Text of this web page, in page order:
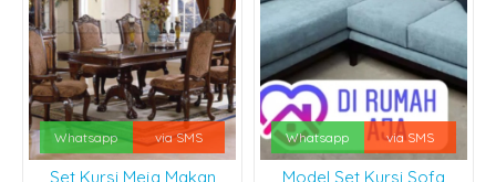
Whatsapp via SMS
Set Kursi Meja Makan
Whatsapp via SMS
Model Set Kursi Sofa